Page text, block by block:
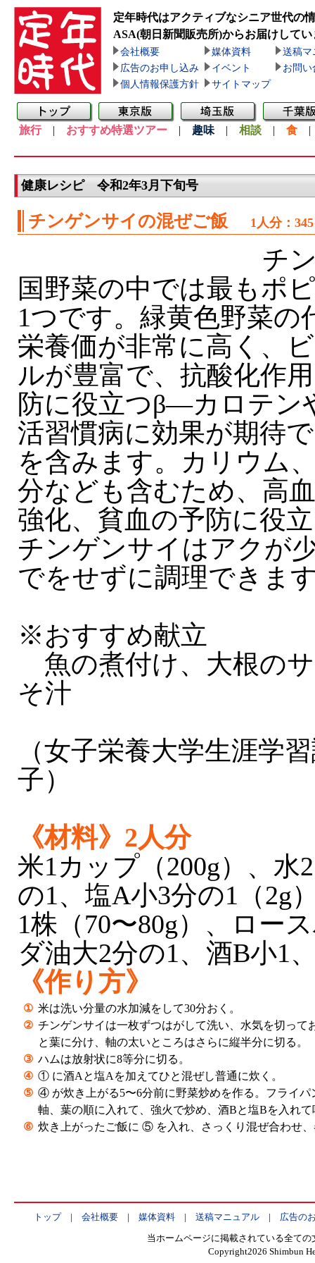
定年時代はアクティブなシニア世代の
ASA(朝日新聞販売所)からお届けしてい
会社概要 媒体資料
送稿マ
広告のお申し込み
イベント
お問い
個人情報保護方針
サイトマップ
旅行| おすすめ特選ツアー | 趣味 | 相談 | 食
健康レシピ 令和2年3月下旬号
チンゲンサイの混ぜご飯 1人分：
チン
国野菜の中では最もポ
1つです。緑黄色野菜の
栄養価が非常に高く、
ルが豊富で、抗酸化作
防に役立つβ—カロテン
活習慣病に効果が期待
を含みます。カリウム
分なども含むため、高
強化、貧血の予防に役
チンゲンサイはアクが
でをせずに調理できま
※おすすめ献立
魚の煮付け、大根の
そ汁
（女子栄養大学生涯学
子）
《材料》2人分
米1カップ（200g）、水
の1、塩A小3分の1（2g
1株（70〜80g）、ロー
ダ油大2分の1、酒B小1
《作り方》
① 米は洗い分量の水加減をして30分おく。
② チンゲンサイは一枚ずつはがして洗い、水気を切って
と葉に分け、軸の太いところはさらに縦半分に切る。
③ ハムは放射状に8等分に切る。
④ ① に酒Aと塩Aを加えてひと混ぜし普通に炊く。
⑤ ④ が炊き上がる5〜6分前に野菜炒めを作る。フライ
軸、葉の順に入れて、強火で炒め、酒Bと塩Bを入れ
⑥ 炊き上がったご飯に ⑤ を入れ、さっくり混ぜ合わせ
トップ| 会社概要| 媒体資料| 送稿マニュアル| 広告の
当ホームページに掲載されている全て
Copyright2026 Shimbun